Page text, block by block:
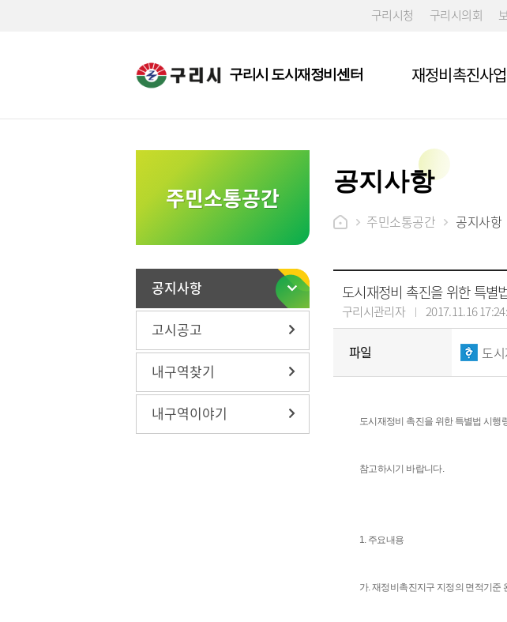
구리시청 구리시의회
구리시 도시재정비센터 재정비촉진사업
주민소통공간
공지사항
고시공고
내구역찾기
내구역이야기
공지사항
주민소통공간 공지사항
도시재정비 촉진을 위한 특별
구리시관리자 2017.11.16
파일 도
도시재정비 촉진을 위한 특별법 시행
참고하시기 바랍니다.
1. 주요내용
가. 재정비촉진지구 지정의 면적기준